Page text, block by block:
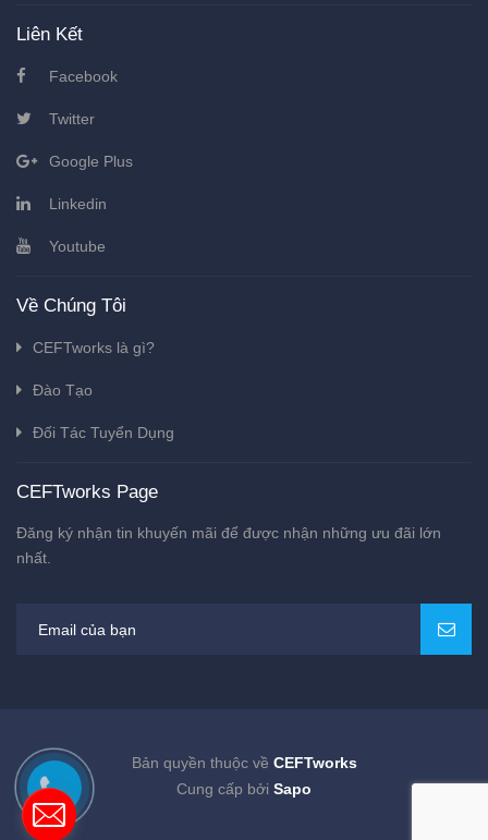
Liên Kết
Facebook
Twitter
Google Plus
Linkedin
Youtube
Về Chúng Tôi
CEFTworks là gì?
Đào Tạo
Đối Tác Tuyển Dụng
CEFTworks Page
Đăng ký nhận tin khuyến mãi để được nhận những ưu đãi lớn
nhất.
Bản quyền thuộc về CEFTworks
Cung cấp bởi Sapo